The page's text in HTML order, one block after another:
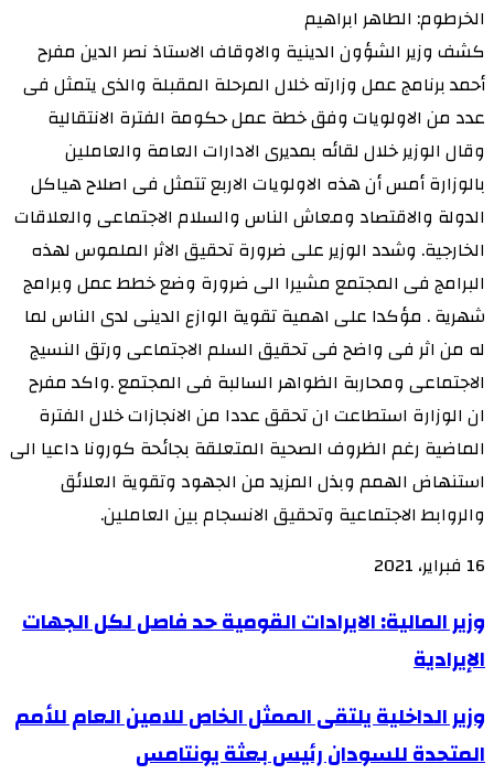
الخرطوم: الطاهر ابراهيم
كشف وزير الشؤون الدينية والاوقاف الاستاذ نصر الدين مفرح
أحمد برنامج عمل وزارته خلال المرحلة المقبلة والذى يتمثل فى
عدد من الاولويات وفق خطة عمل حكومة الفترة الانتقالية
وقال الوزير خلال لقائه بمديرى الادارات العامة والعاملين
بالوزارة أمس أن هذه الاولويات الاربع تتمثل فى اصلاح هياكل
الدولة والاقتصاد ومعاش الناس والسلام الاجتماعى والعلاقات
الخارجية. وشدد الوزير على ضرورة تحقيق الاثر الملموس لهذه
البرامج فى المجتمع مشيرا الى ضرورة وضع خطط عمل وبرامج
شهرية . مؤكدا على اهمية تقوية الوازع الدينى لدى الناس لما
له من اثر فى واضح فى تحقيق السلم الاجتماعى ورتق النسيج
الاجتماعى ومحاربة الظواهر السالبة فى المجتمع .واكد مفرح
ان الوزارة استطاعت ان تحقق عددا من الانجازات خلال الفترة
الماضية رغم الظروف الصحية المتعلقة بجائحة كورونا داعيا الى
استنهاض الهمم وبذل المزيد من الجهود وتقوية العلائق
والروابط الاجتماعية وتحقيق الانسجام بين العاملين.
16 فبراير، 2021
وزير
المالية:
الايرادات
القومية
حد
وزير المالية: الايرادات القومية حد فاصل لكل الجهات
الإيرادية
وزير
الداخلية
وزير الداخلية يلتقى الممثل الخاص للامين العام للأمم
المتحدة للسودان رئيس بعثة يونتامس